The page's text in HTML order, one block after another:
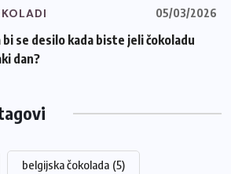
05/03/2026
bi se desilo kada biste jeli čokoladu
dan?
belgijska čokolada (5)